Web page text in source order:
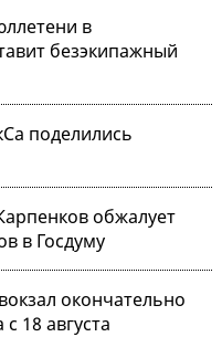
в
безэкипажный
поделились
обжалует
в Госдуму
окончательно
18 августа